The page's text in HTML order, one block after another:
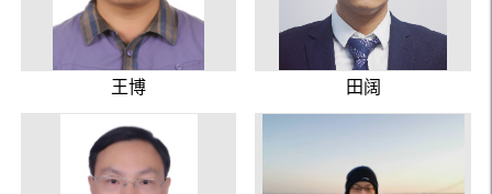
王博 田阔